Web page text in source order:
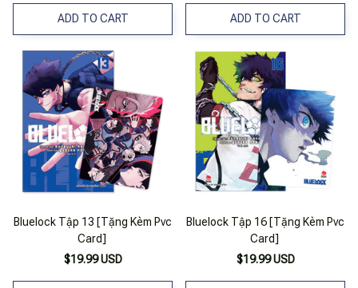
ADD TO CART ADD TO CART
Bluelock Tập 13 [Tặng Kèm Pvc
Card]
$19.99 USD
Bluelock Tập 16 [Tặng Kèm Pvc
Card]
$19.99 USD